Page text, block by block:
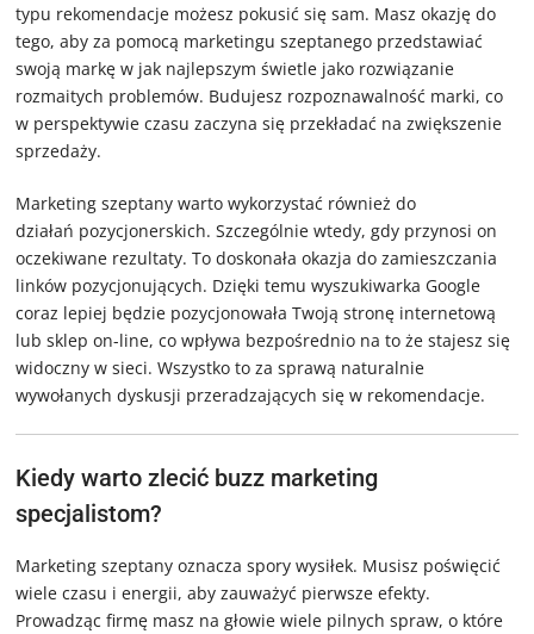
typu rekomendacje możesz pokusić się sam. Masz okazję do
tego, aby za pomocą marketingu szeptanego przedstawiać
swoją markę w jak najlepszym świetle jako rozwiązanie
rozmaitych problemów. Budujesz rozpoznawalność marki, co
w perspektywie czasu zaczyna się przekładać na zwiększenie
sprzedaży.
Marketing szeptany warto wykorzystać również do
działań pozycjonerskich. Szczególnie wtedy, gdy przynosi on
oczekiwane rezultaty. To doskonała okazja do zamieszczania
linków pozycjonujących. Dzięki temu wyszukiwarka Google
coraz lepiej będzie pozycjonowała Twoją stronę internetową
lub sklep on-line, co wpływa bezpośrednio na to że stajesz się
widoczny w sieci. Wszystko to za sprawą naturalnie
wywołanych dyskusji przeradzających się w rekomendacje.
Kiedy warto zlecić buzz marketing
specjalistom?
Marketing szeptany oznacza spory wysiłek. Musisz poświęcić
wiele czasu i energii, aby zauważyć pierwsze efekty.
Prowadząc firmę masz na głowie wiele pilnych spraw, o które